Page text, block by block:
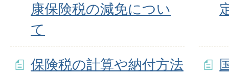
康保険税の減免につい
て
保険税の計算や納付方法